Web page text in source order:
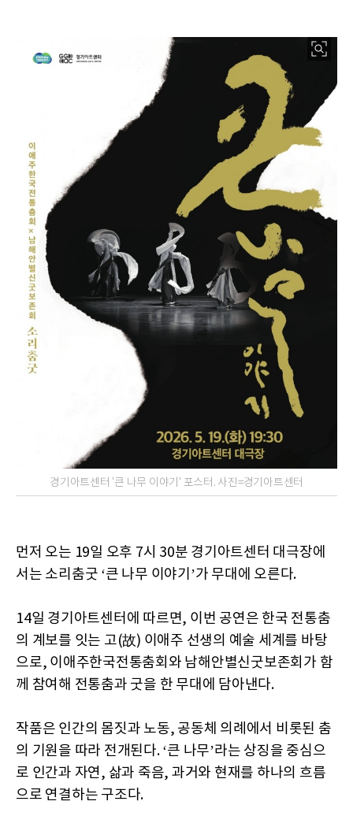
경기아트센터 '큰 나무 이야기' 포스터. 사진=경기아트센터
먼저 오는 19일 오후 7시 30분 경기아트센터 대극장에
서는 소리춤굿 ‘큰 나무 이야기’가 무대에 오른다.
14일 경기아트센터에 따르면, 이번 공연은 한국 전통춤
의 계보를 잇는 고(故) 이애주 선생의 예술 세계를 바탕
으로, 이애주한국전통춤회와 남해안별신굿보존회가 함
께 참여해 전통춤과 굿을 한 무대에 담아낸다.
작품은 인간의 몸짓과 노동, 공동체 의례에서 비롯된 춤
의 기원을 따라 전개된다. ‘큰 나무’라는 상징을 중심으
로 인간과 자연, 삶과 죽음, 과거와 현재를 하나의 흐름
으로 연결하는 구조다.